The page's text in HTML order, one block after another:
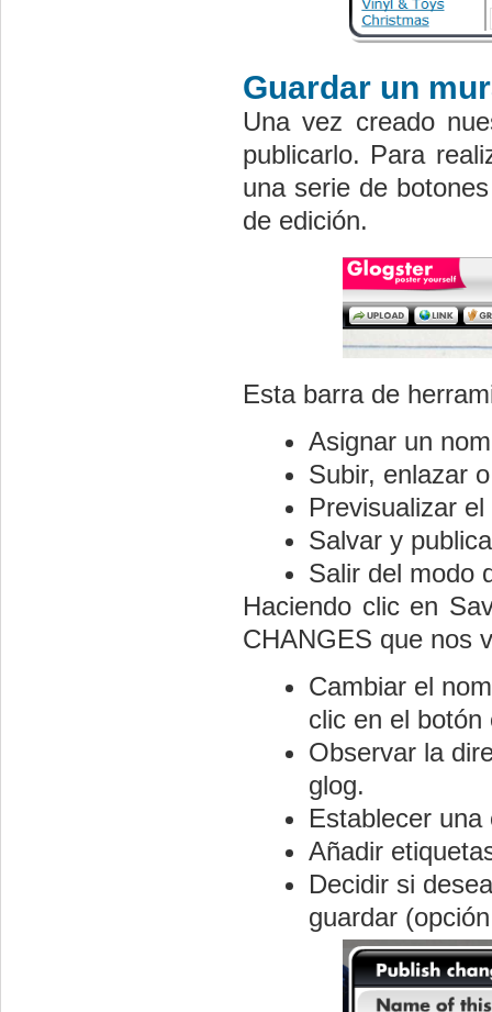
Guardar un
Una vez creado
publicarlo. Para
una serie de
de edición.
Esta barra de
Asignar un
Subir, enlazar
Previsualizar
Salvar y
Salir del modo
Haciendo clic en
CHANGES que nos
Cambiar el
clic en el botón
Observar la
glog.
Establecer
Añadir
Decidir si
guardar